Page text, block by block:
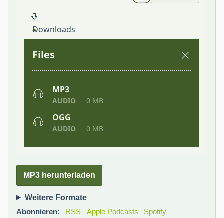
MP3 herunterladen
Weitere Formate
Abonnieren:
RSS Apple Podcasts
Spotify